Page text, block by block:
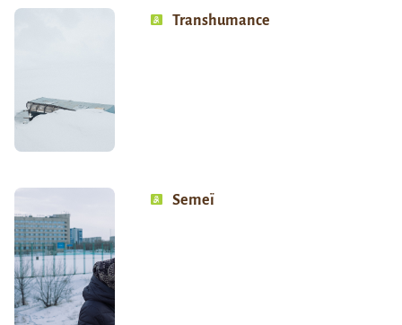
Transhumance
Semeï